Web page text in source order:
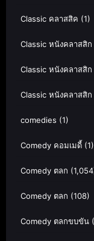
Classic คลาสสิค (1)
Classic หนังคลาสสิก
Classic หนังคลาสสิก
Classic หนังคลาสสิก
comedies (1)
Comedy คอมเมดี้ (1)
Comedy ตลก
Comedy ตลก (108)
Comedy ตลกขบขัน